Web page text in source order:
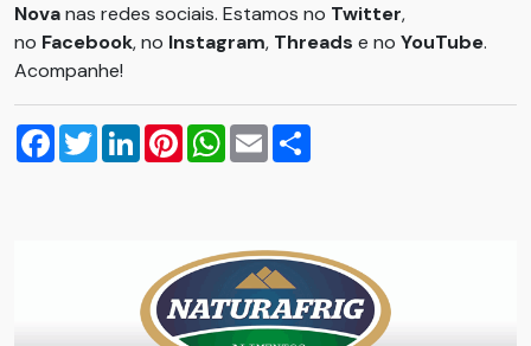
Novanas redes sociais. Estamos no Twitter,
no Facebook, no Instagram, Threads e no YouTube.
Acompanhe!
Facebook
TwitterLinkedInPinterestWhatsApp
Email